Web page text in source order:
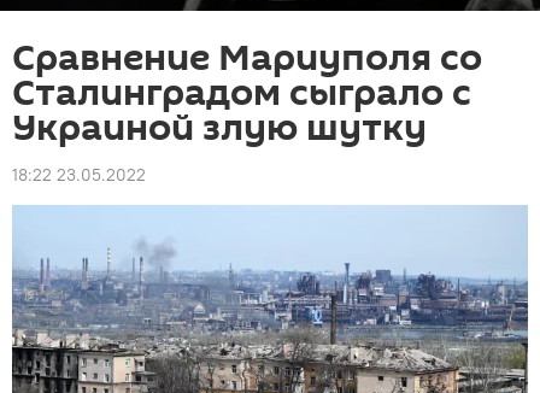
Сравнение Мариуполя со
Сталинградом сыграло с
Украиной злую шутку
18:22 23.05.2022